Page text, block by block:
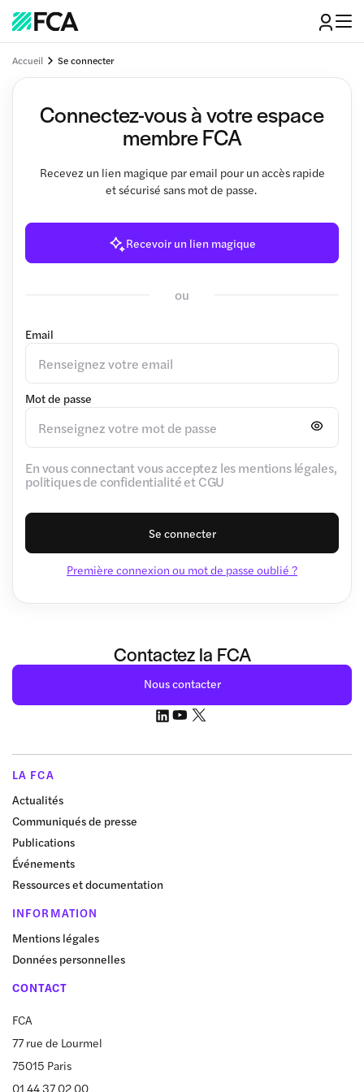
Accueil Se connecter
Connectez-vous à votre espace
membre FCA
Recevez un lien magique par email pour un accès rapide
et sécurisé sans mot de passe.
Recevoir un lien magique
ou
Email
Mot de passe
En vous connectant vous acceptez les mentions légales,
politiques de confidentialité et CGU
Se connecter
Première connexion ou mot de passe oublié ?
Contactez la FCA
Nous contacter
LA FCA
Actualités
Communiqués de presse
Publications
Événements
Ressources et documentation
INFORMATION
Mentions légales
Données personnelles
CONTACT
FCA
77 rue de Lourmel
75015 Paris
01 44 37 02 00